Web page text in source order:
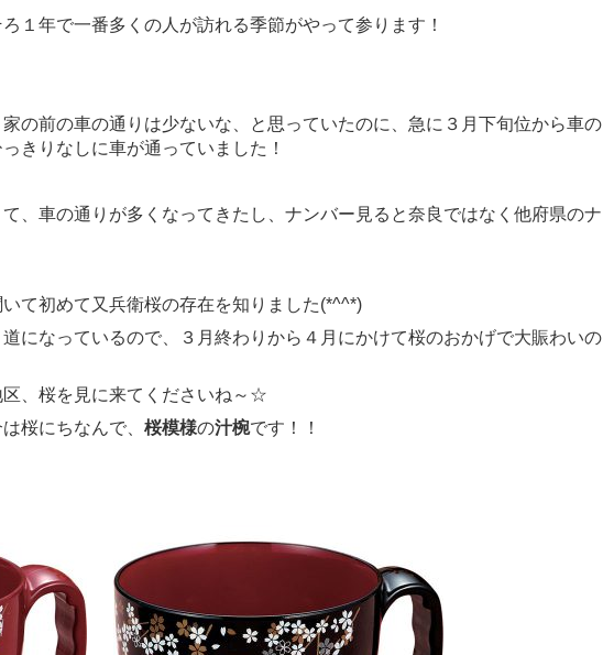
住宅事業 介護福祉事業
ろ１年で一番多くの人が訪れる季節がやって参ります！
の前の車の通りは少ないな、と思っていたのに、急に３月下旬位から車の
きりなしに車が通っていました！
、車の通りが多くなってきたし、ナンバー見ると奈良ではなく他府県のナ
て初めて又兵衛桜の存在を知りました(*^^*)
になっているので、３月終わりから４月にかけて桜のおかげで大賑わいの
、桜を見に来てくださいね～☆
桜にちなんで、 桜模様の汁椀です！！